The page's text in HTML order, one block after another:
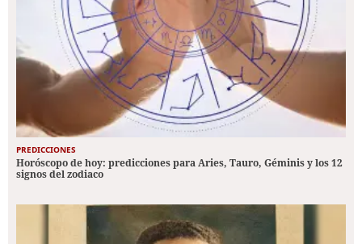
PREDICCIONES
Horóscopo de hoy: predicciones para Aries, Tauro, Géminis y los 12
signos del zodiaco